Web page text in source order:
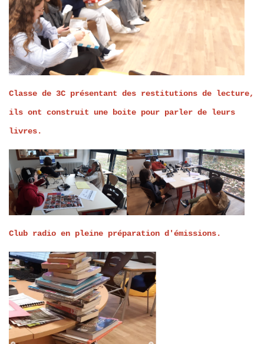
Classe de 3C présentant des restitutions de lecture,
ils ont construit une boite pour parler de leurs
livres.
Club radio en pleine préparation d'émissions.